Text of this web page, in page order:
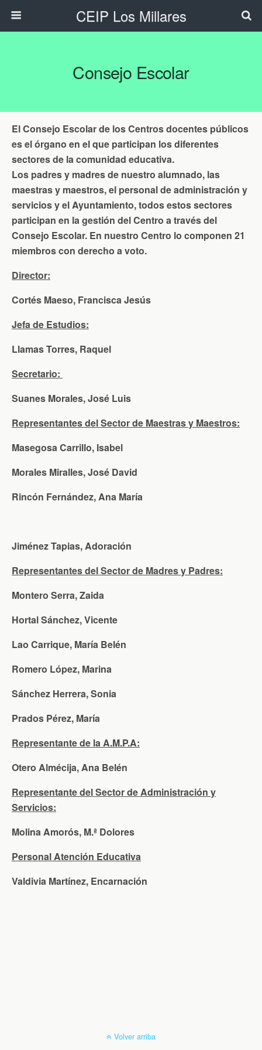
CEIP Los Millares
Consejo Escolar
El Consejo Escolar de los Centros docentes públicos
es el órgano en el que participan los diferentes
sectores de la comunidad educativa.
Los padres y madres de nuestro alumnado, las
maestras y maestros, el personal de administración y
servicios y el Ayuntamiento, todos estos sectores
participan en la gestión del Centro a través del
Consejo Escolar. En nuestro Centro lo componen 21
miembros con derecho a voto.
Director:
Cortés Maeso, Francisca Jesús
Jefa de Estudios:
Llamas Torres, Raquel
Secretario:
Suanes Morales, José Luis
Representantes del Sector de Maestras y Maestros:
Masegosa Carrillo, Isabel
Morales Miralles, José David
Rincón Fernández, Ana María
Jiménez Tapias, Adoración
Representantes del Sector de Madres y Padres:
Montero Serra, Zaida
Hortal Sánchez, Vicente
Lao Carrique, María Belén
Romero López, Marina
Sánchez Herrera, Sonia
Prados Pérez, María
Representante de la A.M.P.A:
Otero Almécija, Ana Belén
Representante del Sector de Administración y
Servicios:
Molina Amorós, M.ª Dolores
Personal Atención Educativa
Valdivia Martínez, Encarnación
Volver arriba